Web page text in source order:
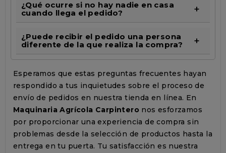
¿Qué ocurre si no hay nadie en casa
cuando llega el pedido?
¿Puede recibir el pedido una persona
diferente de la que realiza la compra?
Esperamos que estas preguntas frecuentes hayan
respondido a tus inquietudes sobre el proceso de
envío de pedidos en nuestra tienda en línea. En
Maquinaria Agrícola Carpintero nos esforzamos
por proporcionar una experiencia de compra sin
problemas desde la selección de productos hasta la
entrega en tu puerta. Tu satisfacción es nuestra